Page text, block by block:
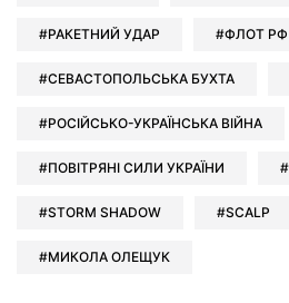
РАКЕТНИЙ УДАР ФЛОТ РФ
СЕВАСТОПОЛЬСЬКА БУХТА
РОСІЙСЬКО-УКРАЇНСЬКА ВІЙНА
ПОВІТРЯНІ СИЛИ УКРАЇНИ
STORM SHADOW SCALP
МИКОЛА ОЛЕЩУК